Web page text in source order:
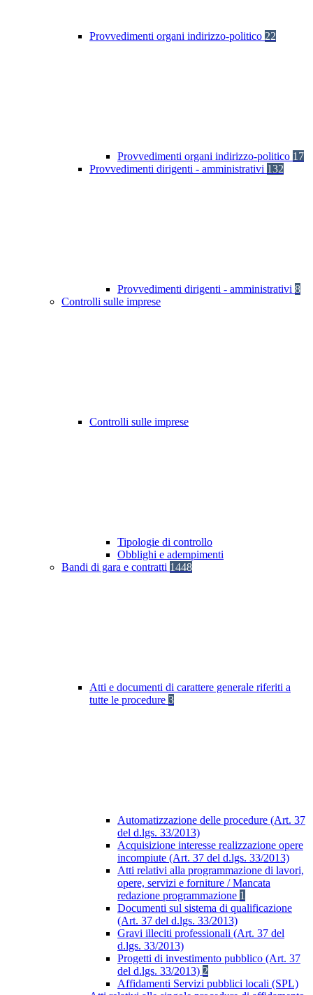
Provvedimenti organi indirizzo-politico 22
Provvedimenti organi indirizzo-politico 17
Provvedimenti dirigenti - amministrativi 132
Provvedimenti dirigenti - amministrativi 8
Controlli sulle imprese
Controlli sulle imprese
Tipologie di controllo
Obblighi e adempimenti
Bandi di gara e contratti 1448
Atti e documenti di carattere generale riferiti a
tutte le procedure 3
Automatizzazione delle procedure (Art. 37
del d.lgs. 33/2013)
Acquisizione interesse realizzazione opere
incompiute (Art. 37 del d.lgs. 33/2013)
Atti relativi alla programmazione di lavori,
opere, servizi e forniture / Mancata
redazione programmazione 1
Documenti sul sistema di qualificazione
(Art. 37 del d.lgs. 33/2013)
Gravi illeciti professionali (Art. 37 del
d.lgs. 33/2013)
Progetti di investimento pubblico (Art. 37
del d.lgs. 33/2013) 2
Affidamenti Servizi pubblici locali (SPL)